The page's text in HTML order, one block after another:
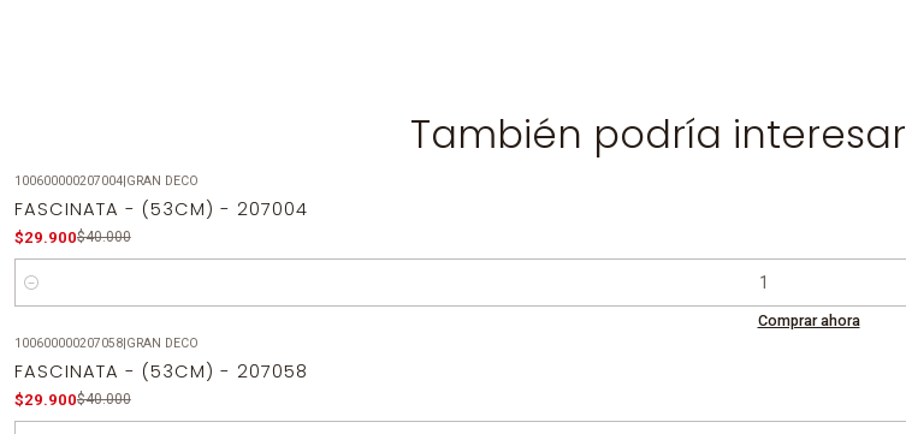
También podría
100600000207004| GRAN DECO
FASCINATA - (53CM) - 207004
$29.900$40.000
Cantidad
Comprar ahora
100600000207058| GRAN DECO
FASCINATA - (53CM) - 207058
$29.900$40.000